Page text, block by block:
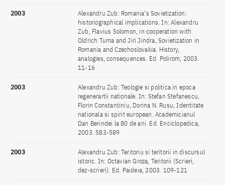
2003
Alexandru Zub: Romania's Sovietization:
historiographical implications. In: Alexandru
Zub, Flavius Solomon, in cooperation with
Oldrich Tuma and Jiri Jindra, Sovietization in
Romania and Czechoslovakia. History,
analogies, consequences. Ed. Polirom, 2003.
11-16
2003
Alexandru Zub: Teologie si politica in epoca
regenerartii nationale. In: Stefan Stefanescu,
Florin Constantiniu, Dorina N. Rusu, Identitate
nationala si spirit european. Academicianul
Dan Berindei la 80 de ani. Ed. Enciclopedica,
2003. 583-589
2003
Alexandru Zub: Teritoriu si teritorii in discursul
istoric. In: Octavian Groza, Teritorii (Scrieri,
dez-scrieri). Ed. Paideia, 2003. 109-121